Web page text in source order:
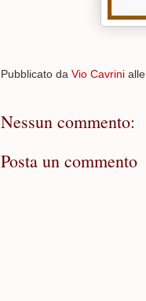
Pubblicato da Vio Cavrini alle
Nessun commento:
Posta un commento